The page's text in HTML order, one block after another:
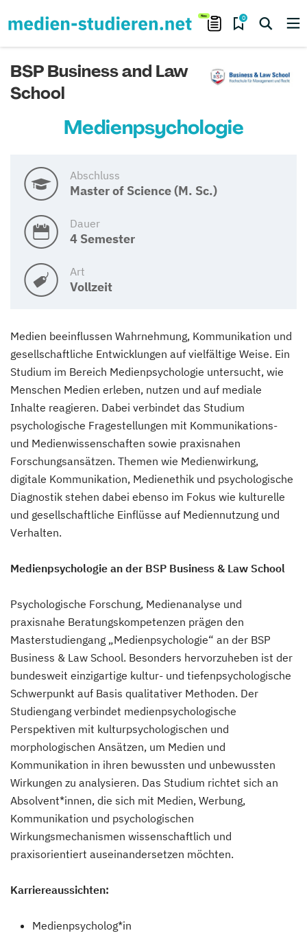
0
BSP Business and Law
School
Medienpsychologie
Abschluss
Master of Science (M. Sc.)
Dauer
4 Semester
Art
Vollzeit
Medien beeinflussen Wahrnehmung, Kommunikation und
gesellschaftliche Entwicklungen auf vielfältige Weise. Ein
Studium im Bereich Medienpsychologie untersucht, wie
Menschen Medien erleben, nutzen und auf mediale
Inhalte reagieren. Dabei verbindet das Studium
psychologische Fragestellungen mit Kommunikations-
und Medienwissenschaften sowie praxisnahen
Forschungsansätzen. Themen wie Medienwirkung,
digitale Kommunikation, Medienethik und psychologische
Diagnostik stehen dabei ebenso im Fokus wie kulturelle
und gesellschaftliche Einflüsse auf Mediennutzung und
Verhalten.
Medienpsychologie an der BSP Business & Law School
Psychologische Forschung, Medienanalyse und
praxisnahe Beratungskompetenzen prägen den
Masterstudiengang „Medienpsychologie“ an der BSP
Business & Law School. Besonders hervorzuheben ist der
bundesweit einzigartige kultur- und tiefenpsychologische
Schwerpunkt auf Basis qualitativer Methoden. Der
Studiengang verbindet medienpsychologische
Perspektiven mit kulturpsychologischen und
morphologischen Ansätzen, um Medien und
Kommunikation in ihren bewussten und unbewussten
Wirkungen zu analysieren. Das Studium richtet sich an
Absolvent*innen, die sich mit Medien, Werbung,
Kommunikation und psychologischen
Wirkungsmechanismen wissenschaftlich und
praxisorientiert auseinandersetzen möchten.
Karriereaussichten:
Medienpsycholog*in